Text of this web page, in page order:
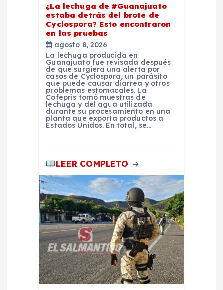
¿La lechuga de #Guanajuato
estaba detrás del brote de
Cyclospora? Esto encontraron
en las pruebas
agosto 8, 2026
La lechuga producida en
Guanajuato fue revisada después
de que surgiera una alerta por
casos de Cyclospora, un parásito
que puede causar diarrea y otros
problemas estomacales. La
Cofepris tomó muestras de
lechuga y del agua utilizada
durante su procesamiento en una
planta que exporta productos a
Estados Unidos. En total, se…
LEER COMPLETO